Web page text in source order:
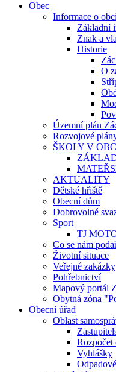
Obec
Informace o obci
Základní
Znak a
Historie
O
Územní plán
Rozvojové
ŠKOLY V
AKTUALITY
Dětské hřiště
Obecní dům
Dobrovolné
Sport
TJ
Co se nám
Životní situace
Veřejné zakázky
Pohřebnictví
Mapový portál
Obytná zóna
Obecní úřad
Oblast
Rozpočet
Vyhlášky